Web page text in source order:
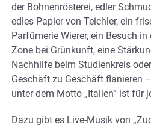
der Bohnenrösterei, edler
edles Papier von Teichler, ein
Parfümerie Wierer, ein Besuch
Zone bei Grünkunft, eine
Nachhilfe beim Studienkreis
Geschäft zu Geschäft flanieren
unter dem Motto „Italien” ist für
Dazu gibt es Live-Musik von